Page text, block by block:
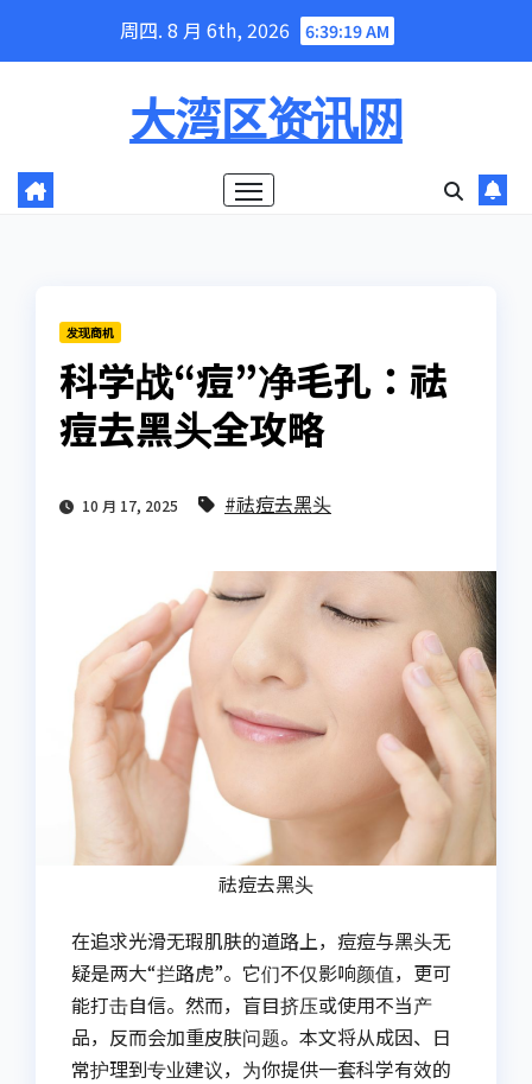
周四. 8 月 6th, 2026 6:39:20 AM
大湾区资讯网
发现商机
科学战“痘”净毛孔：祛
痘去黑头全攻略
10 月 17, 2025 #祛痘去黑头
祛痘去黑头
在追求光滑无瑕肌肤的道路上，痘痘与黑头无
疑是两大“拦路虎”。它们不仅影响颜值，更可
能打击自信。然而，盲目挤压或使用不当产
品，反而会加重皮肤问题。本文将从成因、日
常护理到专业建议，为你提供一套科学有效的